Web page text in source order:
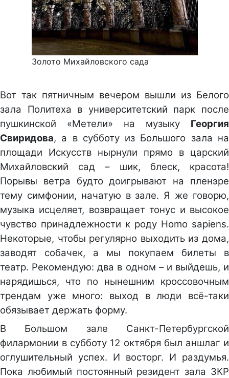
Золото Михайловского сада
Вот так пятничным вечером вышли из Белого
зала Политеха в университетский парк после
пушкинской «Метели» на музыку Георгия
Свиридова, а в субботу из Большого зала на
площади Искусств нырнули прямо в царский
Михайловский сад – шик, блеск, красота!
Порывы ветра будто доигрывают на пленэре
тему симфонии, начатую в зале. Я же говорю,
музыка исцеляет, возвращает тонус и высокое
чувство принадлежности к роду Homo sapiens.
Некоторые, чтобы регулярно выходить из дома,
заводят собачек, а мы покупаем билеты в
театр. Рекомендую: два в одном – и выйдешь, и
нарядишься, что по нынешним кроссовочным
трендам уже много: выход в люди всё-таки
обязывает держать форму.
В Большом зале Санкт-Петербургской
филармонии в субботу 12 октября был аншлаг и
оглушительный успех. И восторг. И раздумья.
Пока любимый постоянный резидент зала ЗКР